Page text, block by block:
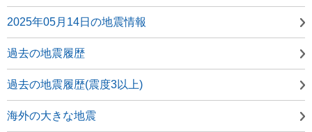
2025年05月14日の地震情報
過去の地震履歴
過去の地震履歴(震度3以上)
海外の大きな地震